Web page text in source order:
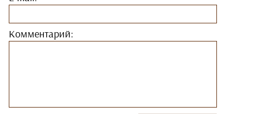
Комментарий: